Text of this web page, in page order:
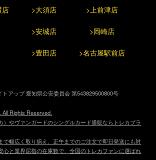
店 >大須店 >上前津店
>安城店 >岡崎店
>豊田店 >名古屋駅前店
トアップ 愛知県公安委員会 第543829500800号
Rights Reserved.
）やヴァンガードのシングルカード通販ならトレカプラ
で幅広く取り揃え、正午までのご注文で即日発送にも対
心と業界屈指の在庫数で、全国のトレカファンに選ばれ